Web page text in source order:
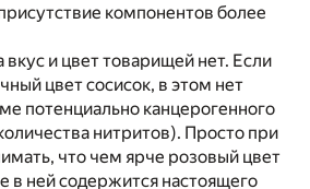
компонентов более
вкус и цвет товарищей нет. Если
цвет сосисок, в этом нет
потенциально канцерогенного
нитритов). Просто при
что чем ярче розовый цвет
в ней содержится настоящего